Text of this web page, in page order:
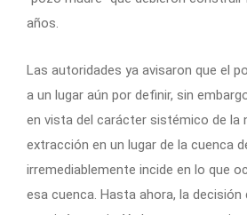
años.
Las autoridades ya avisaron que el
a un lugar aún por definir, sin
en vista del carácter sistémico de la
extracción en un lugar de la cuenca
irremediablemente incide en lo que
esa cuenca. Hasta ahora, la